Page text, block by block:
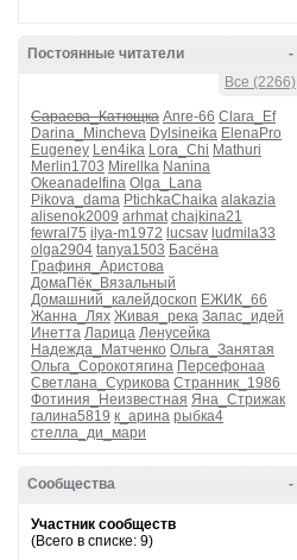
-
Постоянные читатели
Все (2266)
Сараева_Катющка Anre-66 Clara_Ef
Darina_Mincheva Dylsineika ElenaPro
Eugeney Len4ika Lora_Chi Mathuri
Merlin1703 Mirellka Nanina
Okeanadelfina Olga_Lana
Pikova_dama PtichkaChaika alakazia
alisenok2009 arhmat chajkina21
fewral75 ilya-m1972 lucsav ludmila33
olga2904 tanya1503 Басёна
Графиня_Аристова
ДомаПёк_Вязальный
Домашний_калейдоскоп ЕЖИК_66
Жанна_Лях Живая_река Запас_идей
Инетта Ларица Ленусейка
Надежда_Матченко Ольга_Занятая
Ольга_Сорокотягина Персефонаа
Светлана_Сурикова Странник_1986
Фотиния_Неизвестная Яна_Стрижак
галина5819 к_арина рыбка4
стелла_ди_мари
-
Сообщества
Участник сообществ
(Всего в списке: 9)